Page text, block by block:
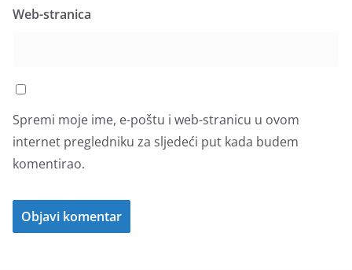
Web-stranica
Spremi moje ime, e-poštu i web-stranicu u ovom
internet pregledniku za sljedeći put kada budem
komentirao.